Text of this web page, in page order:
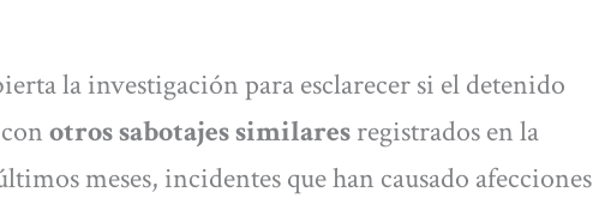
la investigación para esclarecer si el detenido
otros sabotajes similaresregistrados en la
meses, incidentes que han causado afecciones